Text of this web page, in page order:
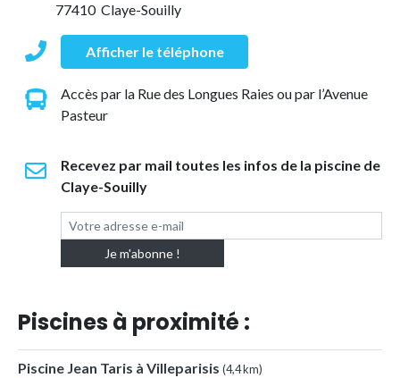
77410 Claye-Souilly
Afficher le téléphone
Accès par la Rue des Longues Raies ou par l’Avenue
Pasteur
Recevez par mail toutes les infos de la piscine de
Claye-Souilly
Piscines à proximité :
Piscine Jean Taris à Villeparisis (4,4 km)